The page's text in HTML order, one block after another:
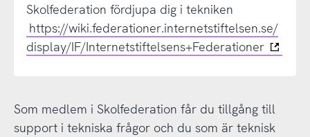
Skolfederation fördjupa dig i tekniken
https://wiki.federationer.internetstiftelsen.se/
display/IF/Internetstiftelsens+Federationer
Som medlem i Skolfederation får du tillgång till
support i tekniska frågor och du som är teknisk